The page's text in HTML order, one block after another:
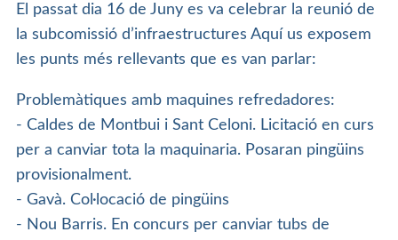
El passat dia 16 de Juny es va celebrar la reunió de
la subcomissió d’infraestructures Aquí us exposem
les punts més rellevants que es van parlar:
Problemàtiques amb maquines refredadores:
- Caldes de Montbui i Sant Celoni. Licitació en curs
per a canviar tota la maquinaria. Posaran pingüins
provisionalment.
- Gavà. Col·locació de pingüins
- Nou Barris. En concurs per canviar tubs de